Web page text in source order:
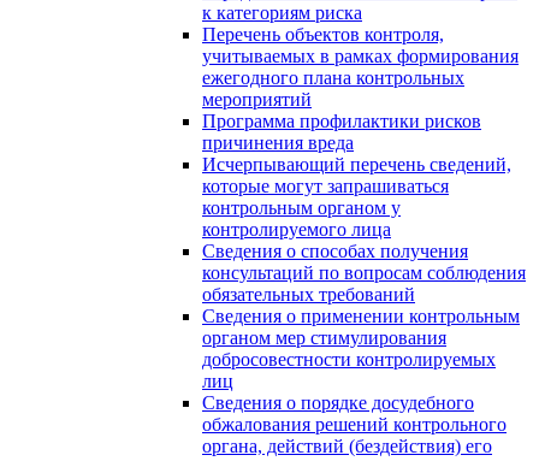
к категориям риска
Перечень объектов контроля,
учитываемых в рамках формирования
ежегодного плана контрольных
мероприятий
Программа профилактики рисков
причинения вреда
Исчерпывающий перечень сведений,
которые могут запрашиваться
контрольным органом у
контролируемого лица
Сведения о способах получения
консультаций по вопросам соблюдения
обязательных требований
Сведения о применении контрольным
органом мер стимулирования
добросовестности контролируемых
лиц
Сведения о порядке досудебного
обжалования решений контрольного
органа, действий (бездействия) его